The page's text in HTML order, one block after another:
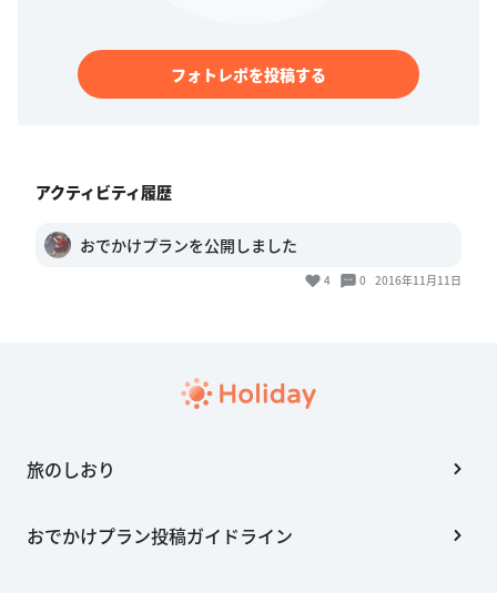
フォトレポを投稿する
アクティビティ履歴
おでかけプランを公開しました
4 0 2016年11月11日
旅のしおり
おでかけプラン投稿ガイドライン